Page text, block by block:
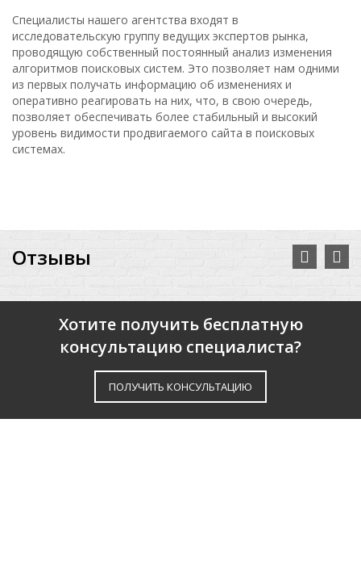
Специалисты нашего агентства входят в
исследовательскую группу ведущих экспертов рынка,
проводящую собственный постоянный анализ изменения
алгоритмов поисковых систем. Это позволяет нам одними
из первых получать информацию об изменениях и
оперативно реагировать на них, что, в свою очередь,
позволяет обеспечивать более стабильный и высокий
уровень видимости продвигаемого сайта в поисковых
системах.
Отзывы
Хотите получить бесплатную
консультацию специалиста?
ПОЛУЧИТЬ КОНСУЛЬТАЦИЮ